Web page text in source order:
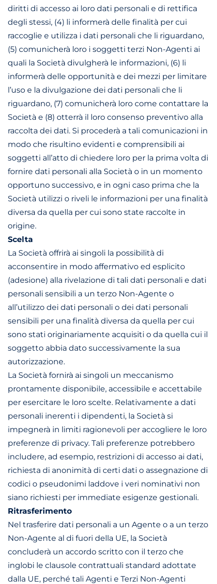
diritti di accesso ai loro dati personali e di rettifica
degli stessi, (4) li informerà delle finalità per cui
raccoglie e utilizza i dati personali che li riguardano,
(5) comunicherà loro i soggetti terzi Non-Agenti ai
quali la Società divulgherà le informazioni, (6) li
informerà delle opportunità e dei mezzi per limitare
l’uso e la divulgazione dei dati personali che li
riguardano, (7) comunicherà loro come contattare la
Società e (8) otterrà il loro consenso preventivo alla
raccolta dei dati. Si procederà a tali comunicazioni in
modo che risultino evidenti e comprensibili ai
soggetti all’atto di chiedere loro per la prima volta di
fornire dati personali alla Società o in un momento
opportuno successivo, e in ogni caso prima che la
Società utilizzi o riveli le informazioni per una finalità
diversa da quella per cui sono state raccolte in
origine.
Scelta
La Società offrirà ai singoli la possibilità di
acconsentire in modo affermativo ed esplicito
(adesione) alla rivelazione di tali dati personali e dati
personali sensibili a un terzo Non-Agente o
all’utilizzo dei dati personali o dei dati personali
sensibili per una finalità diversa da quella per cui
sono stati originariamente acquisiti o da quella cui il
soggetto abbia dato successivamente la sua
autorizzazione.
La Società fornirà ai singoli un meccanismo
prontamente disponibile, accessibile e accettabile
per esercitare le loro scelte. Relativamente a dati
personali inerenti i dipendenti, la Società si
impegnerà in limiti ragionevoli per accogliere le loro
preferenze di privacy. Tali preferenze potrebbero
includere, ad esempio, restrizioni di accesso ai dati,
richiesta di anonimità di certi dati o assegnazione di
codici o pseudonimi laddove i veri nominativi non
siano richiesti per immediate esigenze gestionali.
Ritrasferimento
Nel trasferire dati personali a un Agente o a un terzo
Non-Agente al di fuori della UE, la Società
concluderà un accordo scritto con il terzo che
inglobi le clausole contrattuali standard adottate
dalla UE, perché tali Agenti e Terzi Non-Agenti